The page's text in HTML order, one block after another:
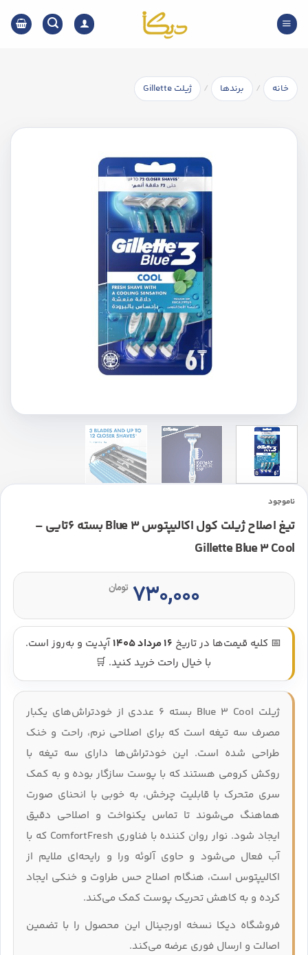
content
خانه / برندها / ژیلت Gillette
تیغ اصلاح ژیلت کول اکالیپتوس Blue 3 بسته 6تایی –
Gillette Blue 3 Cool
۷۳۰,۰۰۰ تومان
ژیلت Blue 3 Cool بسته ۶ عددی از خودتراش‌های یکبار
مصرف سه‌ تیغه است که برای اصلاحی نرم، راحت و خنک
طراحی شده است. این خودتراش‌ها دارای سه تیغه با
روکش کرومی هستند که با پوست سازگار بوده و به کمک
سری متحرک با قابلیت چرخش، به‌ خوبی با انحنای صورت
هماهنگ می‌شوند تا تماس یکنواخت و اصلاحی دقیق
ایجاد شود. نوار روان‌ کننده با فناوری ComfortFresh که با
آب فعال می‌شود و حاوی آلوئه‌ ورا و رایحه‌ای ملایم از
اکالیپتوس است، هنگام اصلاح حس طراوت و خنکی ایجاد
کرده و به کاهش تحریک پوست کمک می‌کند.
فروشگاه دیکا نسخه اورجینال این محصول را با تضمین
اصالت و ارسال فوری عرضه می‌کند.
📅 کلیه قیمت‌ها در تاریخ 16 مرداد 1405
آپدیت و به‌روز است.
با خیال راحت خرید کنید. 🛒
ناموجود